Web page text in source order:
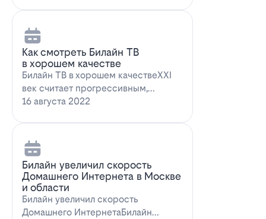
Как смотреть Билайн ТВ
в хорошем качестве
Билайн ТВ в хорошем качествеXXI
век считает прогрессивным,
большинство технологий доступны
16 августа 2022
Билайн увеличил скорость
Домашнего Интернета в Москве
и области
Билайн увеличил скорость
Домашнего ИнтернетаБилайн